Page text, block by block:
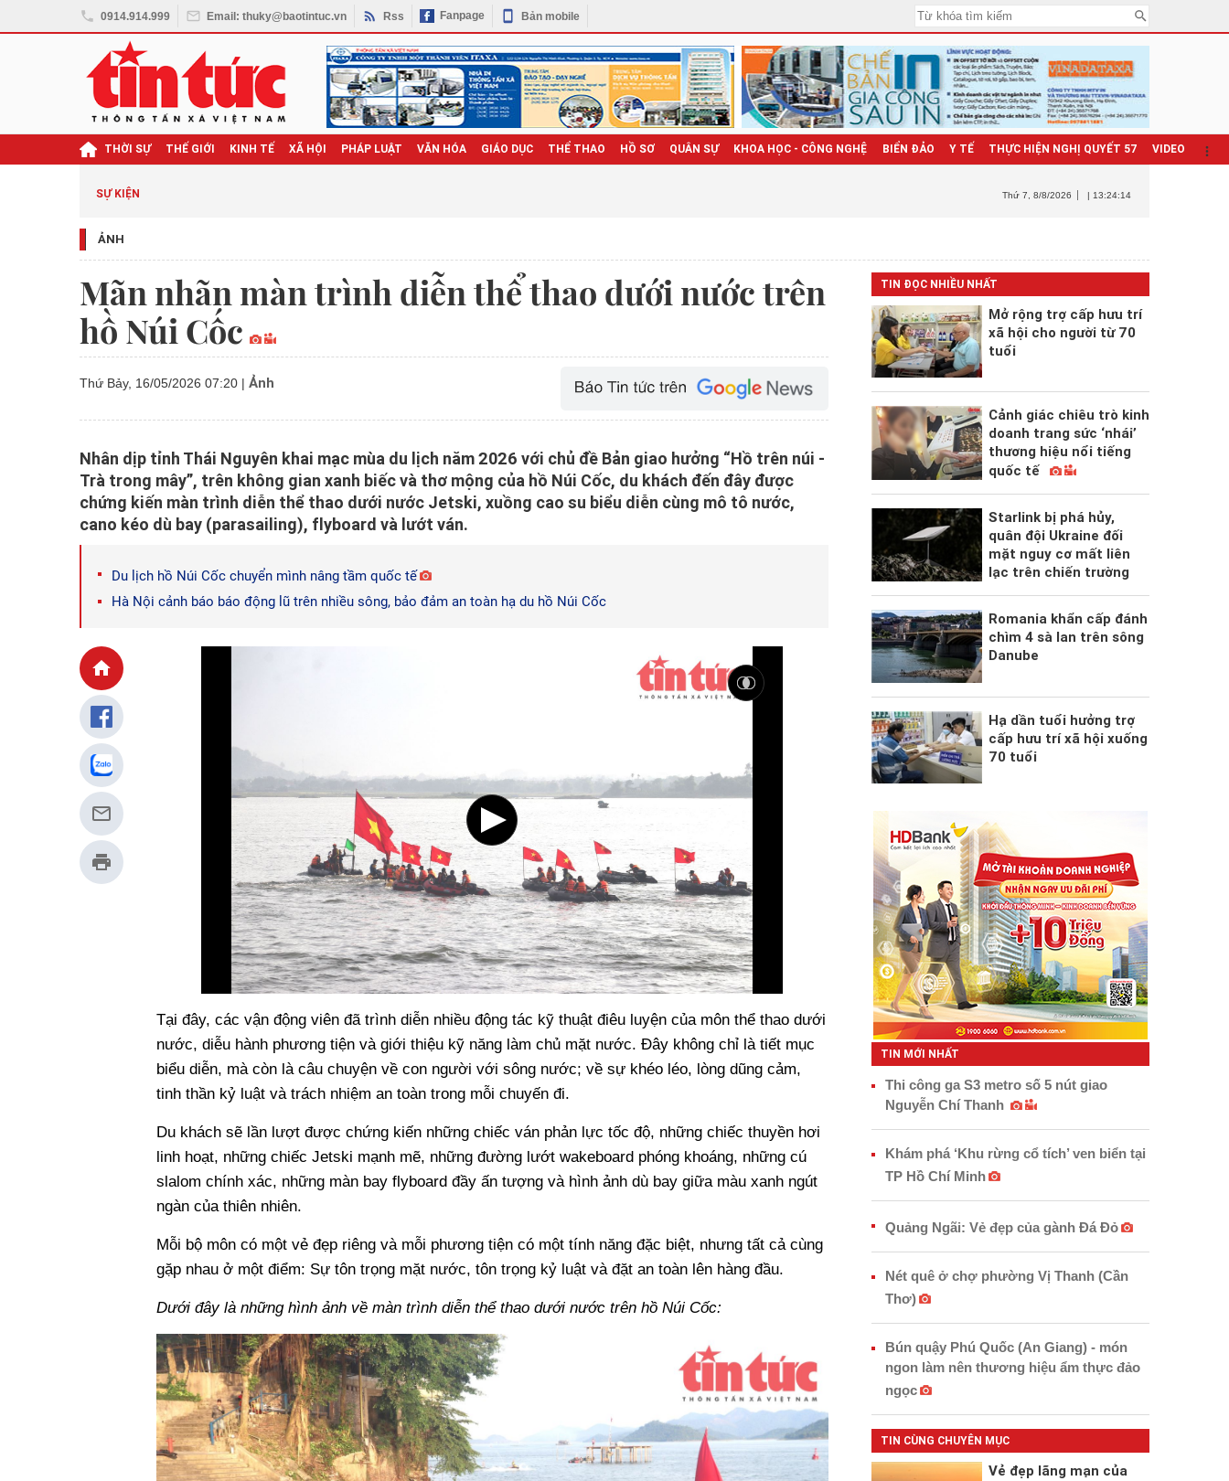
0914.914.999 Email: thuky@baotintuc.vn Rss Fanpage Bản mobile
THỜI SỰ THẾ GIỚI KINH TẾ XÃ HỘI PHÁP LUẬT VĂN HÓA GIÁO DỤC THỂ THAO HỒ SƠ QUÂN SỰ KHOA HỌC - CÔNG NGHỆ BIỂN ĐẢO Y TẾ THỰC HIỆN NGHỊ QUYẾT 57 VIDEO
SỰ KIỆN Thứ 7 , 8/8/2026 | 13:24:16
ẢNH
Mãn nhãn màn trình diễn thể thao dưới nước trên
hồ Núi Cốc
Thứ Bảy, 16/05/2026 07:20 | Ảnh
Nhân dịp tỉnh Thái Nguyên khai mạc mùa du lịch năm 2026 với chủ đề Bản giao hưởng “Hồ trên núi -
Trà trong mây”, trên không gian xanh biếc và thơ mộng của hồ Núi Cốc, du khách đến đây được
chứng kiến màn trình diễn thể thao dưới nước Jetski, xuồng cao su biểu diễn cùng mô tô nước,
cano kéo dù bay (parasailing), flyboard và lướt ván.
Du lịch hồ Núi Cốc chuyển mình nâng tầm quốc tế
Hà Nội cảnh báo báo động lũ trên nhiều sông, bảo đảm an toàn hạ du hồ Núi Cốc
Tại đây, các vận động viên đã trình diễn nhiều động tác kỹ thuật điêu luyện của môn thể thao dưới
nước, diễu hành phương tiện và giới thiệu kỹ năng làm chủ mặt nước. Đây không chỉ là tiết mục
biểu diễn, mà còn là câu chuyện về con người với sông nước; về sự khéo léo, lòng dũng cảm,
tinh thần kỷ luật và trách nhiệm an toàn trong mỗi chuyến đi.
Du khách sẽ lần lượt được chứng kiến những chiếc ván phản lực tốc độ, những chiếc thuyền hơi
linh hoạt, những chiếc Jetski mạnh mẽ, những đường lướt wakeboard phóng khoáng, những cú
slalom chính xác, những màn bay flyboard đầy ấn tượng và hình ảnh dù bay giữa màu xanh ngút
ngàn của thiên nhiên.
Mỗi bộ môn có một vẻ đẹp riêng và mỗi phương tiện có một tính năng đặc biệt, nhưng tất cả cùng
gặp nhau ở một điểm: Sự tôn trọng mặt nước, tôn trọng kỷ luật và đặt an toàn lên hàng đầu.
Dưới đây là những hình ảnh về màn trình diễn thể thao dưới nước trên hồ Núi Cốc:
TIN ĐỌC NHIỀU NHẤT
Mở rộng trợ cấp hưu trí
xã hội cho người từ 70
tuổi
Cảnh giác chiêu trò kinh
doanh trang sức ‘nhái’
thương hiệu nổi tiếng
quốc tế
Starlink bị phá hủy,
quân đội Ukraine đối
mặt nguy cơ mất liên
lạc trên chiến trường
Romania khẩn cấp đánh
chìm 4 sà lan trên sông
Danube
Hạ dần tuổi hưởng trợ
cấp hưu trí xã hội xuống
70 tuổi
TIN MỚI NHẤT
Thi công ga S3 metro số 5 nút giao
Nguyễn Chí Thanh
Khám phá ‘Khu rừng cổ tích’ ven biển tại
TP Hồ Chí Minh
Quảng Ngãi: Vẻ đẹp của gành Đá Đỏ
Nét quê ở chợ phường Vị Thanh (Cần
Thơ)
Bún quậy Phú Quốc (An Giang) - món
ngon làm nên thương hiệu ẩm thực đảo
ngọc
TIN CÙNG CHUYÊN MỤC
Vẻ đẹp lãng mạn của